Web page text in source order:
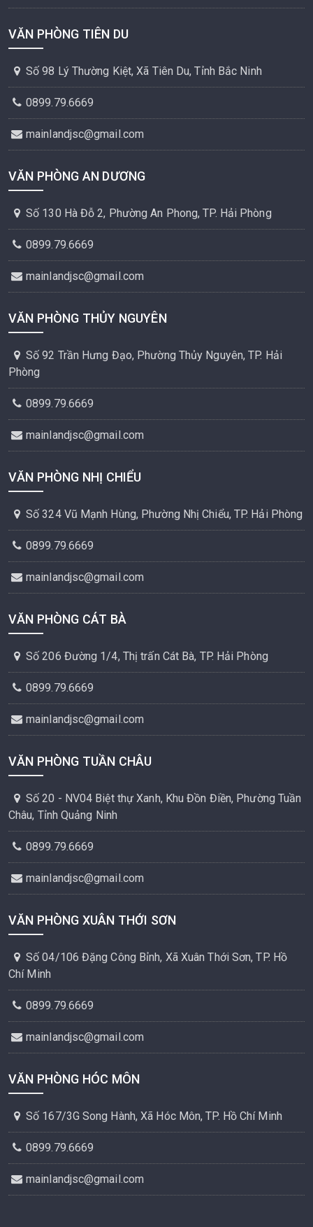
VĂN PHÒNG TIÊN DU
Số 98 Lý Thường Kiệt, Xã Tiên Du, Tỉnh Bắc Ninh
0899.79.6669
mainlandjsc@gmail.com
VĂN PHÒNG AN DƯƠNG
Số 130 Hà Đỗ 2, Phường An Phong, TP. Hải Phòng
0899.79.6669
mainlandjsc@gmail.com
VĂN PHÒNG THỦY NGUYÊN
Số 92 Trần Hưng Đạo, Phường Thủy Nguyên, TP. Hải
Phòng
0899.79.6669
mainlandjsc@gmail.com
VĂN PHÒNG NHỊ CHIỂU
Số 324 Vũ Mạnh Hùng, Phường Nhị Chiểu, TP. Hải Phòng
0899.79.6669
mainlandjsc@gmail.com
VĂN PHÒNG CÁT BÀ
Số 206 Đường 1/4, Thị trấn Cát Bà, TP. Hải Phòng
0899.79.6669
mainlandjsc@gmail.com
VĂN PHÒNG TUẦN CHÂU
Số 20 - NV04 Biệt thự Xanh, Khu Đồn Điền, Phường Tuần
Châu, Tỉnh Quảng Ninh
0899.79.6669
mainlandjsc@gmail.com
VĂN PHÒNG XUÂN THỚI SƠN
Số 04/106 Đặng Công Bỉnh, Xã Xuân Thới Sơn, TP. Hồ
Chí Minh
0899.79.6669
mainlandjsc@gmail.com
VĂN PHÒNG HÓC MÔN
Số 167/3G Song Hành, Xã Hóc Môn, TP. Hồ Chí Minh
0899.79.6669
mainlandjsc@gmail.com